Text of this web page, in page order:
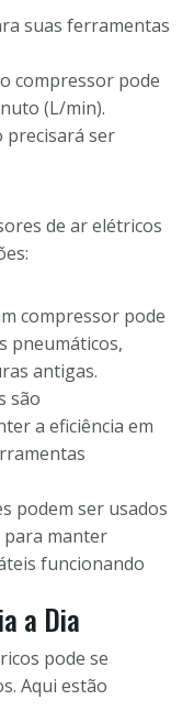
suas ferramentas
compressor pode
(L/min).
precisará ser
de ar elétricos
compressor pode
pneumáticos,
antigas.
são
a eficiência em
podem ser usados
manter
funcionando
a Dia
pode se
Aqui estão